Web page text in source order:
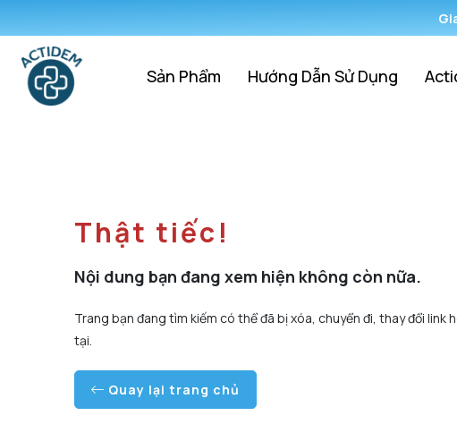
Sản Phẩm Hướng Dẫn Sử Dụng
Thật tiếc!
Nội dung bạn đang xem hiện không còn nữa.
Trang bạn đang tìm kiếm có thể đã bị xóa, chuyển đi, thay đổi link
tại.
Quay lại trang chủ